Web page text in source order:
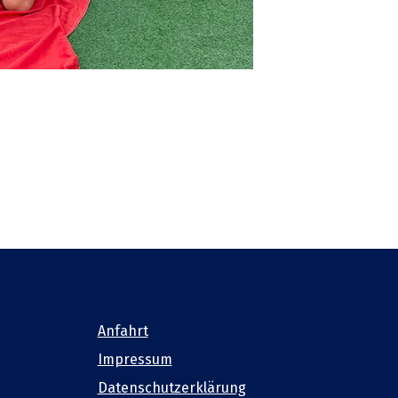
Anfahrt
Impressum
Datenschutzerklärung